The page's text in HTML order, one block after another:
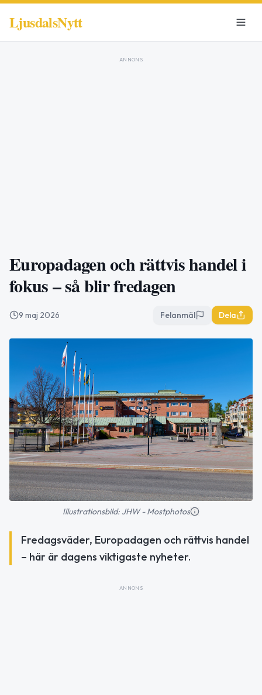
LjusdalsNytt
ANNONS
Europadagen och rättvis handel i
fokus – så blir fredagen
9 maj 2026 Felanmäl Dela
Illustrationsbild: JHW - Mostphotos
Fredagsväder, Europadagen och rättvis handel
– här är dagens viktigaste nyheter.
ANNONS